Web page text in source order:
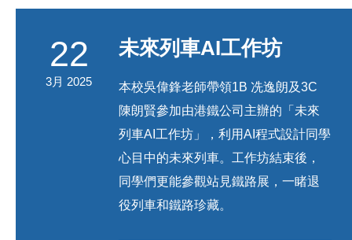
22
3月 2025
未來列車AI工作坊
本校吳偉鋒老師帶領1B 冼逸朗及3C
陳朗賢參加由港鐵公司主辦的「未來
列車AI工作坊」，利用AI程式設計同學
心目中的未來列車。工作坊結束後，
同學們更能參觀站見鐵路展，一睹退
役列車和鐵路珍藏。